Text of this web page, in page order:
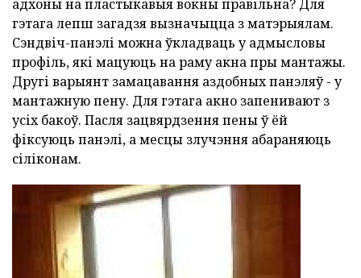
адхоны на пластыкавыя вокны правільна? Для
гэтага лепш загадзя вызначыцца з матэрыялам.
Сэндвіч-панэлі можна ўкладваць у адмысловы
профіль, які мацуюць на раму акна пры мантажы.
Другі варыянт замацавання аздобных панэляў - у
мантажную пену. Для гэтага акно запенивают з
усіх бакоў. Пасля зацвярдзення пены ў ёй
фіксуюць панэлі, а месцы злучэння абараняюць
сіліконам.